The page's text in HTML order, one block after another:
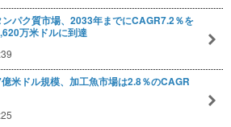
ンパク質市場、2033年までにCAGR7.2％を
万米ドルに到達
米ドル規模、加工魚市場は2.8％のCAGR